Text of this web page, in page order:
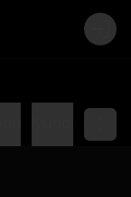
Login